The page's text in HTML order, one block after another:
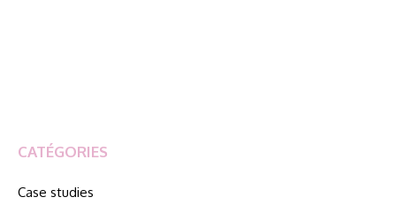
CATÉGORIES
Case studies